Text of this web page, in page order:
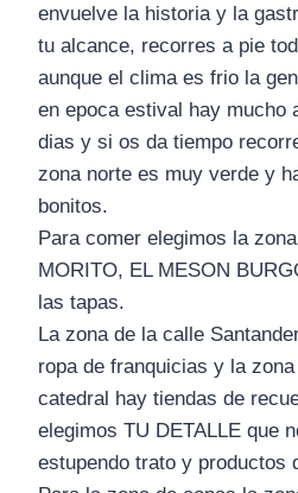
envuelve la historia y la
tu alcance, recorres a pie
aunque el clima es frio la
en epoca estival hay mucho
dias y si os da tiempo
zona norte es muy verde y
bonitos.
Para comer elegimos la
MORITO, EL MESON
las tapas.
La zona de la calle
ropa de franquicias y la
catedral hay tiendas de
elegimos TU DETALLE que
estupendo trato y productos